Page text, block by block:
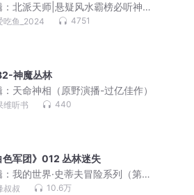
：北派天师|悬疑风水霸榜必听神作
灵异|VIP免费
吃鱼_2024 4751
神魔丛林
天命神相（原野演播-过亿佳作）
维听书 440
色军团》012 丛林迷失
：我的世界·史蒂夫冒险系列（第一
叔叔 10.6万